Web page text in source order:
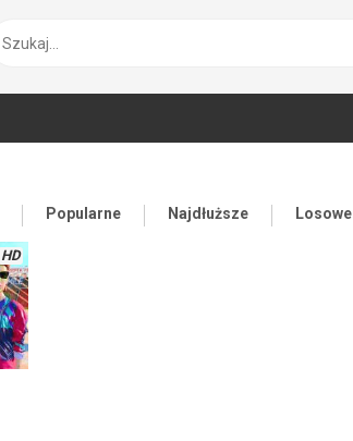
Popularne Najdłuższe Losowe
HD